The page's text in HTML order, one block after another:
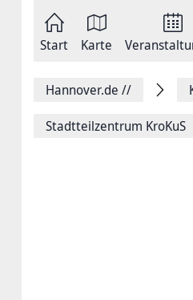
springen
Start Karte
FacebookHannover.de //
Stadtteilzentrum KroKuS